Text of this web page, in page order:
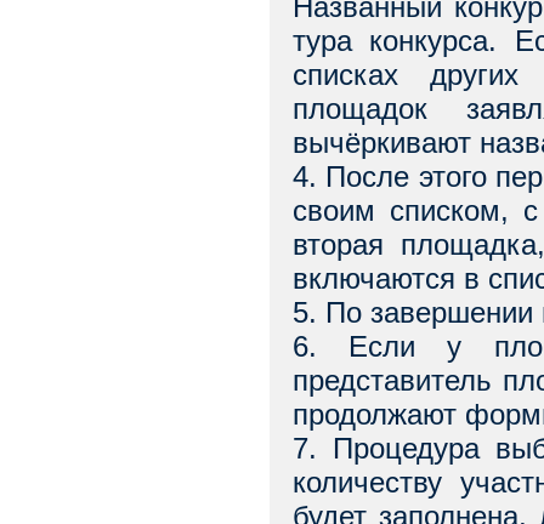
Названный
тура конкурса.
списках других
площадок
вычёркивают
4. После этого
своим списком,
вторая
включаются в
5. По завершении
6. Если у
представитель
продолжают
7. Процедура
количеству
будет